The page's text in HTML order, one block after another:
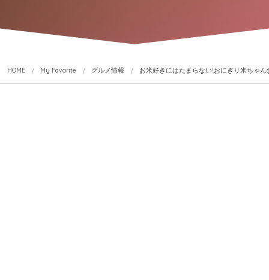
HOME My Favorite グルメ情報 お米好きにはたまらない!おにぎり米ちゃん